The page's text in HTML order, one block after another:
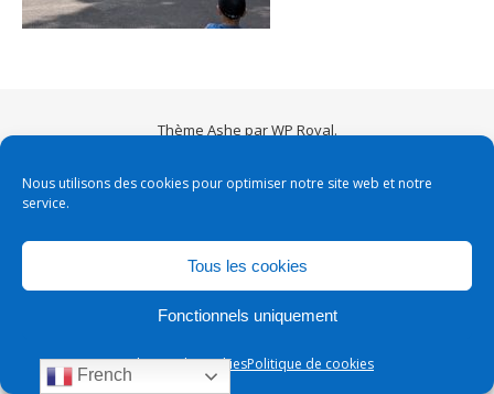
Nous utilisons des cookies pour optimiser notre site web et notre
service.
Tous les cookies
Fonctionnels uniquement
Politique de cookiesPolitique de cookies
Thème Ashe parWP Royal.
French